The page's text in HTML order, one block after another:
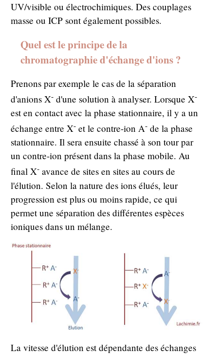
UV/visible ou électrochimiques. Des couplages
masse ou ICP sont également possibles.
Quel est le principe de la
chromatographie d'échange d'ions ?
Prenons par exemple le cas de la séparation
d'anions X- d'une solution à analyser. Lorsque X-
est en contact avec la phase stationnaire, il y a un
échange entre X- et le contre-ion A- de la phase
stationnaire. Il sera ensuite chassé à son tour par
un contre-ion présent dans la phase mobile. Au
final X- avance de sites en sites au cours de
l'élution. Selon la nature des ions élués, leur
progression est plus ou moins rapide, ce qui
permet une séparation des différentes espèces
ioniques dans un mélange.
La vitesse d'élution est dépendante des échanges